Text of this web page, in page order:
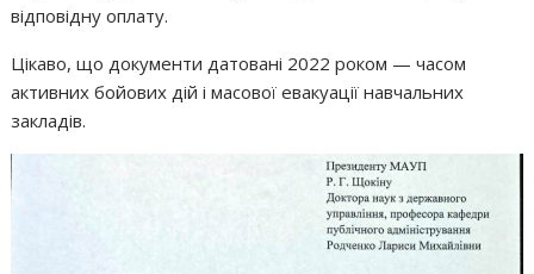
відповідну оплату.
Цікаво, що документи датовані 2022 роком — часом
активних бойових дій і масової евакуації навчальних
закладів.